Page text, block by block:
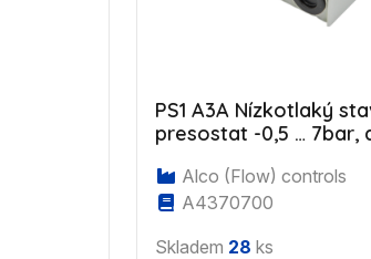
PS1 A3A Nízkotlaký
presostat -0,5 … 7bar,
Alco (Flow) controls
A4370700
Skladem 28 ks